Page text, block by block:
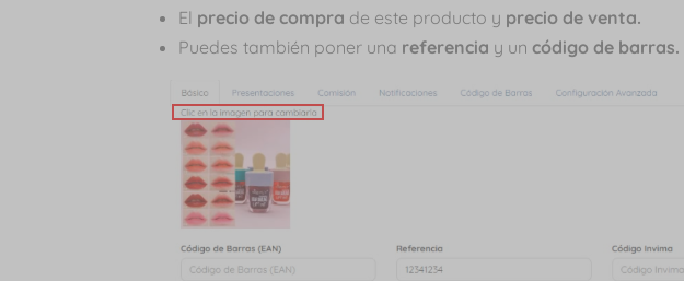
El precio de compra de este producto y precio de venta.
Puedes también poner una referencia y un código de barras.